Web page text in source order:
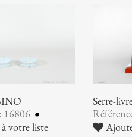
16806
votre liste
Serre-